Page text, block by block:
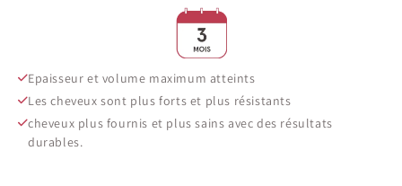
Epaisseur et volume maximum atteints
Les cheveux sont plus forts et plus résistants
cheveux plus fournis et plus sains avec des résultats
durables.